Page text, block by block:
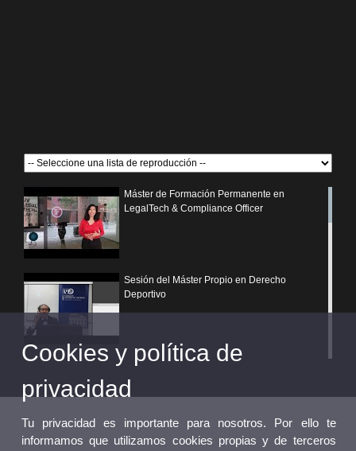
Máster de Formación Permanente en
LegalTech & Compliance Officer
Sesión del Máster Propio en Derecho
Deportivo
¿Por qué elegir un postgrado propio de la
Universitat de València?
Cookies y política de
privacidad
Tu privacidad es importante para nosotros. Por ello te
informamos que utilizamos cookies propias y de terceros